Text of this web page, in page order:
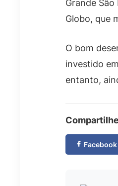
Grande
Globo, que
O bom
investido
entanto,
Facebook